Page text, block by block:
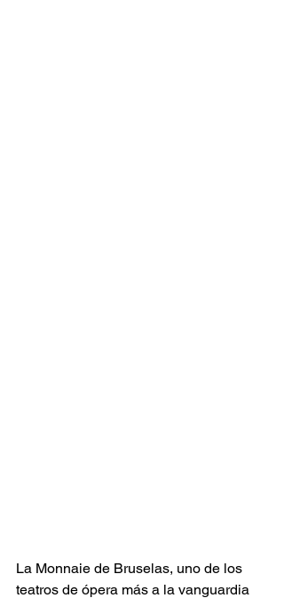
La Monnaie de Bruselas, uno de los
teatros de ópera más a la vanguardia